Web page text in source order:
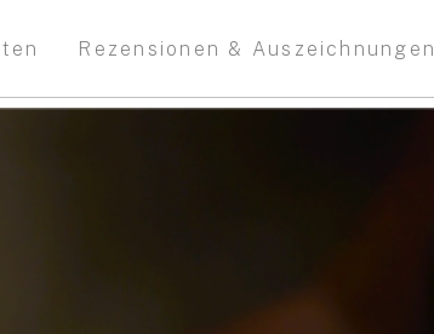
Rezensionen & Auszeichnungen